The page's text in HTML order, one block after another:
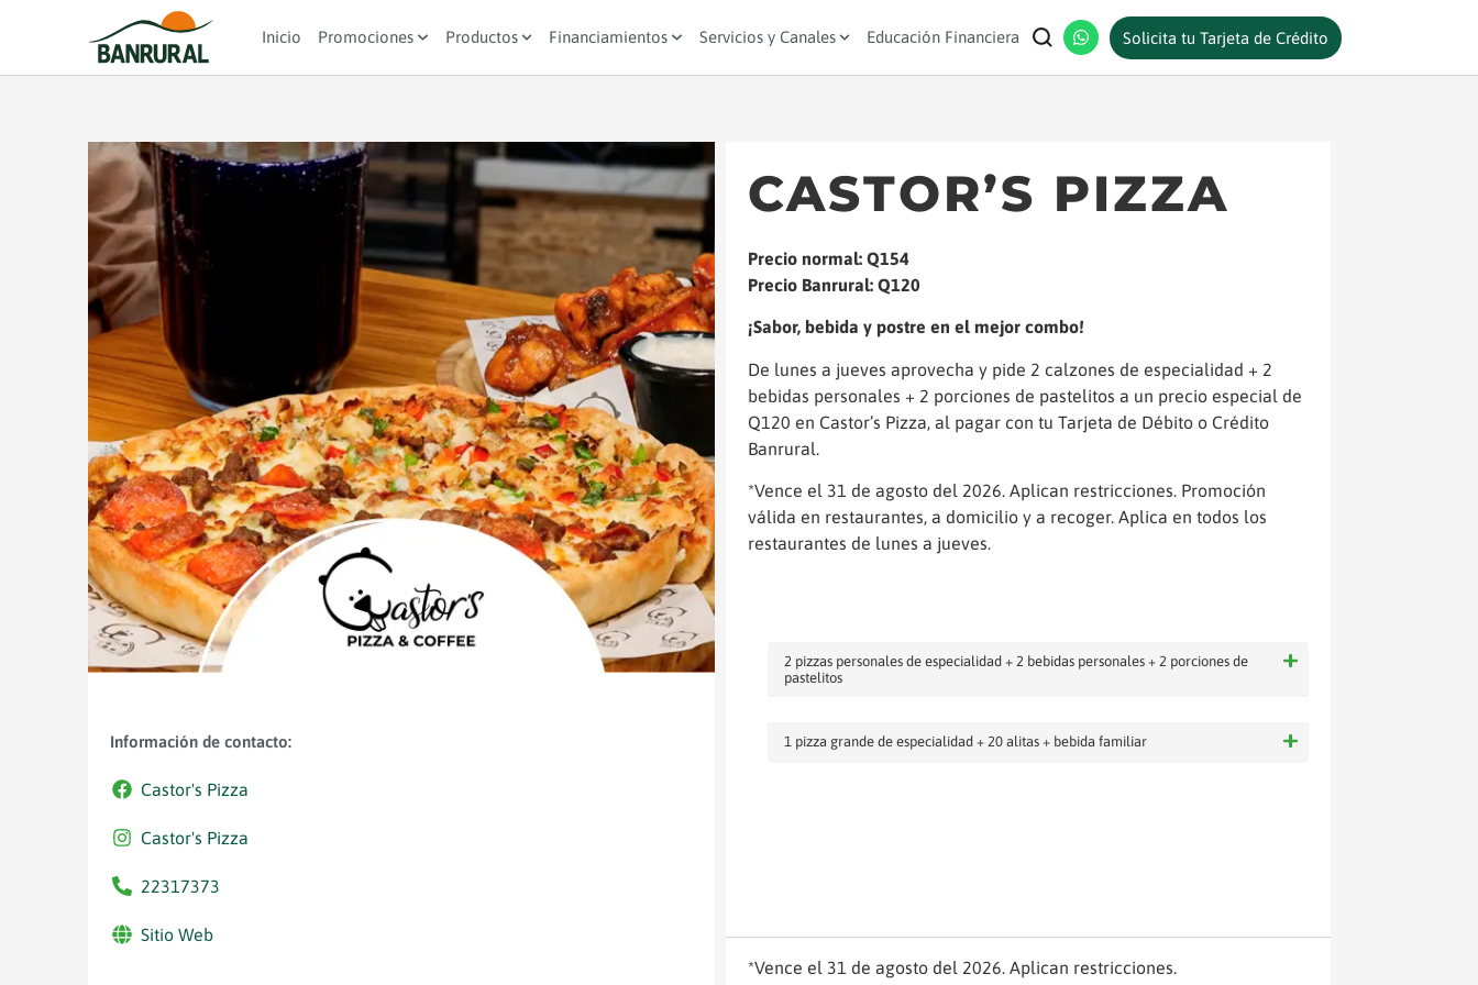
Inicio Promociones Productos Financiamientos Servicios y Canales Educación Financiera Solicita tu Tarjeta de Crédito
Información de contacto:
Castor's Pizza
Castor's Pizza
22317373
Sitio Web
CASTOR’S PIZZA
Precio normal: Q154
Precio Banrural: Q120
¡Sabor, bebida y postre en el mejor combo!
De lunes a jueves aprovecha y pide 2 calzones de especialidad + 2
bebidas personales + 2 porciones de pastelitos a un precio especial de
Q120 en Castor’s Pizza, al pagar con tu Tarjeta de Débito o Crédito
Banrural.
*Vence el 31 de agosto del 2026. Aplican restricciones. Promoción
válida en restaurantes, a domicilio y a recoger. Aplica en todos los
restaurantes de lunes a jueves.
2 pizzas personales de especialidad + 2 bebidas personales + 2 porciones de
pastelitos
1 pizza grande de especialidad + 20 alitas + bebida familiar
*Vence el 31 de agosto del 2026. Aplican restricciones.